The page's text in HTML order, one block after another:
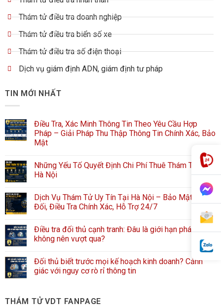
Thám tử điều tra doanh nghiệp
Thám tử điều tra biển số xe
Thám tử điều tra số điện thoại
Dịch vụ giám định ADN, giám định tư pháp
TIN MỚI NHẤT
Điều Tra, Xác Minh Thông Tin Theo Yêu Cầu Hợp
Pháp – Giải Pháp Thu Thập Thông Tin Chính Xác, Bảo
Mật
Những Yếu Tố Quyết Định Chi Phí Thuê Thám Tử Tại
Hà Nội
Dịch Vụ Thám Tử Uy Tín Tại Hà Nội – Bảo Mật Tuyệt
Đối, Điều Tra Chính Xác, Hỗ Trợ 24/7
Điều tra đối thủ cạnh tranh: Đâu là giới hạn pháp lý
không nên vượt qua?
Đối thủ biết trước mọi kế hoạch kinh doanh? Cảnh
giác với nguy cơ rò rỉ thông tin
THÁM TỬ VDT FANPAGE